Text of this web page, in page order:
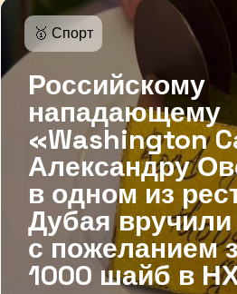
Российскому
нападающему
«Washington
Александру
в одном из
Дубая вручили
с пожеланием
1000 шайб в
🥇 Спорт